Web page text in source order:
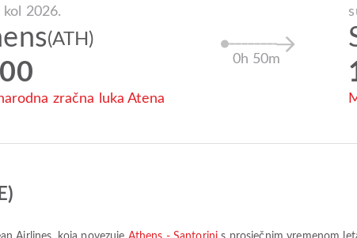
kol 2026.
(ATH)
zračna luka Atena
0h 50m